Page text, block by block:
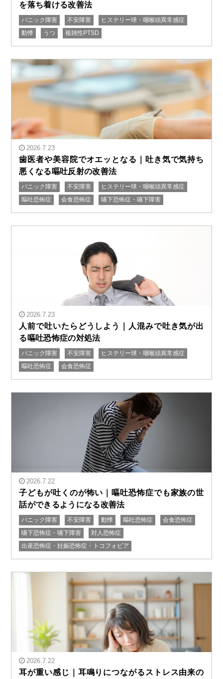
" alt="どうにかなってしまいそうな不安｜パニック発作
を落ち着ける改善法
パニック障害 不安障害
ヒステリー球・咽喉頭異常感症
動悸
うつ 複雑性PTSD
" alt="歯医者や美容院でオエッとなる｜吐き気で気持ち
2026.7.23
歯医者や美容院でオエッとなる｜吐き気で気持ち
悪くなる嘔吐反射の改善法
パニック障害 不安障害
ヒステリー球・咽喉頭異常感症
嘔吐恐怖症
会食恐怖症 嚥下恐怖症・嚥下障害
" alt="人前で吐いたらどうしよう｜人混みで吐き気が出
2026.7.23
人前で吐いたらどうしよう｜人混みで吐き気が出
る嘔吐恐怖症の対処法
パニック障害 不安障害
ヒステリー球・咽喉頭異常感症
嘔吐恐怖症
会食恐怖症
" alt="子どもが吐くのが怖い｜嘔吐恐怖症でも家族の世
話ができるようになる改善法"/>
2026.7.22
子どもが吐くのが怖い｜嘔吐恐怖症でも家族の世
話ができるようになる改善法
パニック障害 不安障害 動悸 嘔吐恐怖症
会食恐怖症
嚥下恐怖症・嚥下障害
対人恐怖症
出産恐怖症・妊娠恐怖症・トコフォビア
2026.7.22
耳が重い感じ｜耳鳴りにつながるストレス由来の